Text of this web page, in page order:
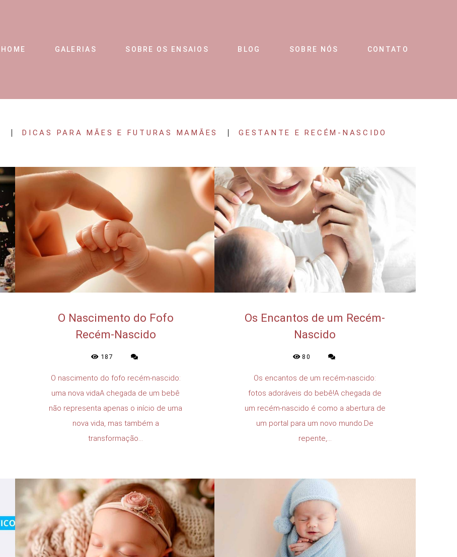
HOME GALERIAS SOBRE OS ENSAIOS BLOG SOBRE NÓS CONTATO
DICAS PARA MÃES E FUTURAS MAMÃES GESTANTE E RECÉM-NASCIDO
O Nascimento do Fofo
Recém-Nascido
187
O nascimento do fofo recém-nascido:
uma nova vidaA chegada de um bebê
não representa apenas o início de uma
nova vida, mas também a
transformação...
Os Encantos de um Recém-
Nascido
80
Os encantos de um recém-nascido:
fotos adoráveis do bebê!A chegada de
um recém-nascido é como a abertura de
um portal para um novo mundo.De
repente,...